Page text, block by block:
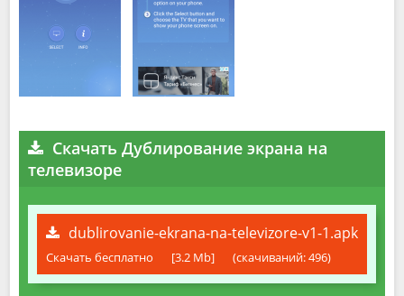
Скачать Дублирование экрана на
телевизоре
dublirovanie-ekrana-na-televizore-v1-1.apk
Скачать бесплатно [3.2 Mb] (cкачиваний: 496)